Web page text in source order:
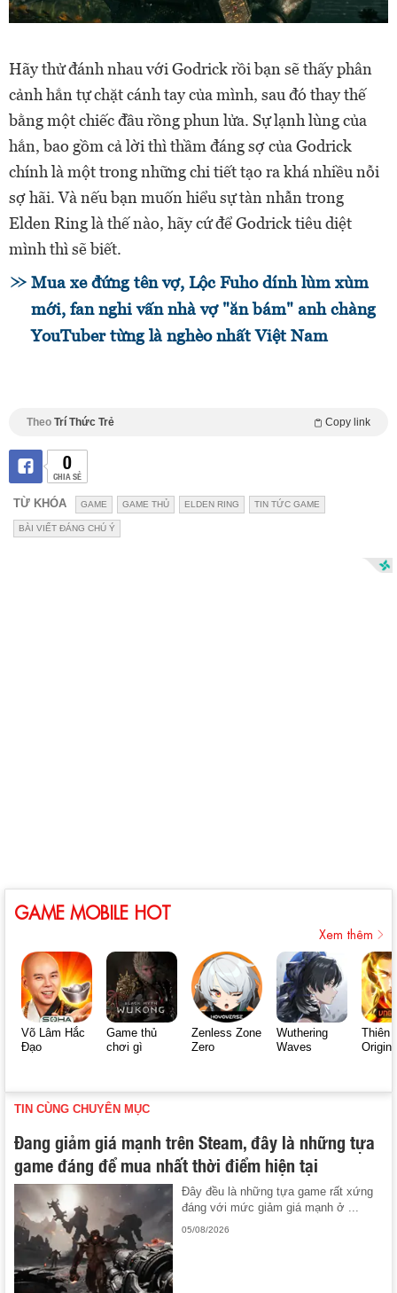
Hãy thử đánh nhau với Godrick rồi bạn sẽ thấy phân
cảnh hắn tự chặt cánh tay của mình, sau đó thay thế
bằng một chiếc đầu rồng phun lửa. Sự lạnh lùng của
hắn, bao gồm cả lời thì thầm đáng sợ của Godrick
chính là một trong những chi tiết tạo ra khá nhiều nỗi
sợ hãi. Và nếu bạn muốn hiểu sự tàn nhẫn trong
Elden Ring là thế nào, hãy cứ để Godrick tiêu diệt
mình thì sẽ biết.
Mua xe đứng tên vợ, Lộc Fuho dính lùm xùm
mới, fan nghi vấn nhà vợ "ăn bám" anh chàng
YouTuber từng là nghèo nhất Việt Nam
Theo Trí Thức Trẻ Copy link
0
CHIA SẺ
TỪ KHÓA GAME GAME THỦ ELDEN RING TIN TỨC GAME
BÀI VIẾT ĐÁNG CHÚ Ý
GAME MOBILE HOT
Xem thêm
Võ Lâm Hắc
Đạo
Game thủ
chơi gì
Zenless Zone
Zero
Wuthering
Waves
Thiên
Origin
TIN CÙNG CHUYÊN MỤC
Đang giảm giá mạnh trên Steam, đây là những tựa
game đáng để mua nhất thời điểm hiện tại
Đây đều là những tựa game rất xứng
đáng với mức giảm giá mạnh ở ...
05/08/2026